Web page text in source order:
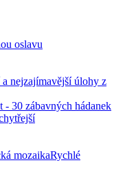
oslavu
nejzajímavější úlohy z
30 zábavných hádanek
mozaikaRychlé